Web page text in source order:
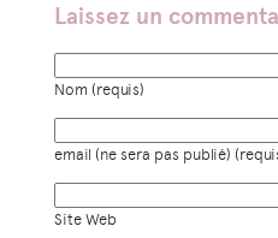
Laissez un
Nom (requis)
email (ne sera pas publié)
Site Web